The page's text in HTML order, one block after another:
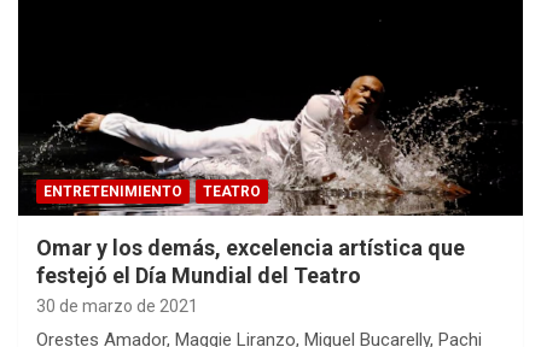
ENTRETENIMIENTO TEATRO
Omar y los demás, excelencia artística que
festejó el Día Mundial del Teatro
30 de marzo de 2021
Orestes Amador, Maggie Liranzo, Miguel Bucarelly, Pachi